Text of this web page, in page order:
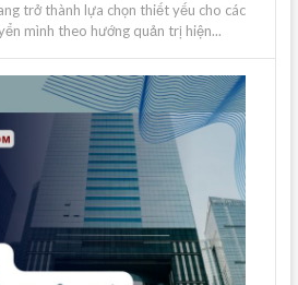
trở thành lựa chọn thiết yếu cho các
mình theo hướng quản trị hiện...